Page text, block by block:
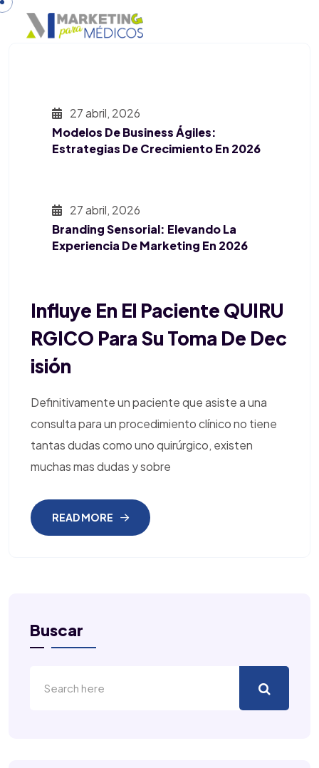
27 abril, 2026
Modelos De Business Ágiles:
Estrategias De Crecimiento En 2026
27 abril, 2026
Branding Sensorial: Elevando La
Experiencia De Marketing En 2026
Influye En El Paciente QUIRU
RGICO Para Su Toma De Dec
Isión
Definitivamente un paciente que asiste a una
consulta para un procedimiento clínico no tiene
tantas dudas como uno quirúrgico, existen
muchas mas dudas y sobre
READ MORE
Buscar